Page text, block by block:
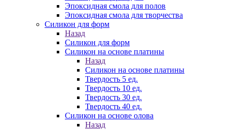
Эпоксидная смола для полов
Эпоксидная смола для творчества
Силикон для форм
Назад
Силикон для форм
Силикон на основе платины
Назад
Силикон на основе платины
Твердость 5 ед.
Твердость 10 ед.
Твердость 30 ед.
Твердость 40 ед.
Силикон на основе олова
Назад